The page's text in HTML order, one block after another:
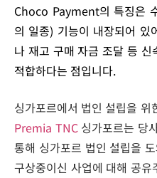
Choco Payment의 특징은
의 일종) 기능이 내장되어 있
나 재고 구매 자금 조달 등
적합하다는 점입니다.
싱가포르에서 법인 설립을 위
Premia TNC 싱가포르는 당
통해 싱가포르 법인 설립을
구상중이신 사업에 대해 공